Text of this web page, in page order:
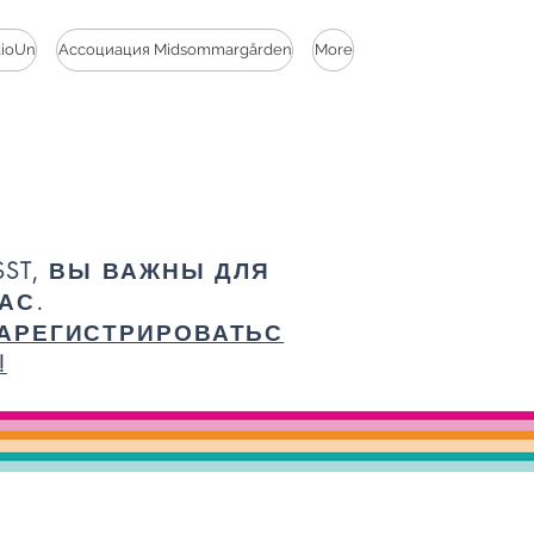
Ассоциация Midsommargården More
ВЫ ВАЖНЫ ДЛЯ